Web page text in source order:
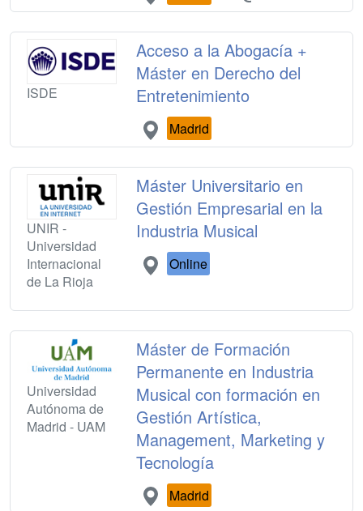
ISDE
Acceso a la Abogacía +
Máster en Derecho del
Entretenimiento
Madrid
UNIR -
Universidad
Internacional
de La Rioja
Máster Universitario en
Gestión Empresarial en la
Industria Musical
Online
Universidad
Autónoma de
Madrid - UAM
Máster de Formación
Permanente en Industria
Musical con formación en
Gestión Artística,
Management, Marketing y
Tecnología
Madrid